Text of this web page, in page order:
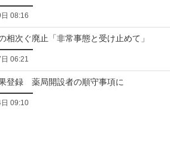
08:16
相次ぐ廃止「非常事態と受け止めて」
06:21
登録 薬局開設者の順守事項に
09:10